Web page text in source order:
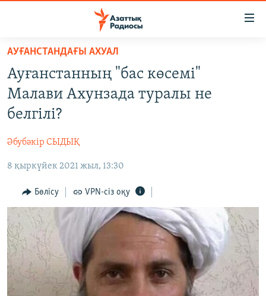
Skip
main
content
Skip
main
Navigation
Skip
Search
САЯСАТ
AZATTYQTV
АДАМ ҚҰҚЫҚТАРЫ
ӘЛЕУМЕТ
ӘЛЕМ
АРНАЙЫ ЖОБАЛАР
Русский
ЖАЗЫЛЫҢЫЗ
АУҒАНСТАНДАҒЫ АХУАЛ
Ауғанстанның "бас көсемі"
Малави Ахунзада туралы не
белгілі?
Әбубәкір СЫДЫҚ
8 қыркүйек 2021 жыл, 13:30
Бөлісу VPN-сіз оқу